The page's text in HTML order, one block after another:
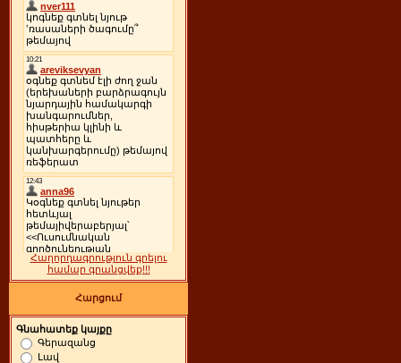
Հաղորդագրություն գրելու
համար գրանցվեք!!!
Հարցում
Գնահատեք կայքը
Գերազանց
Լավ